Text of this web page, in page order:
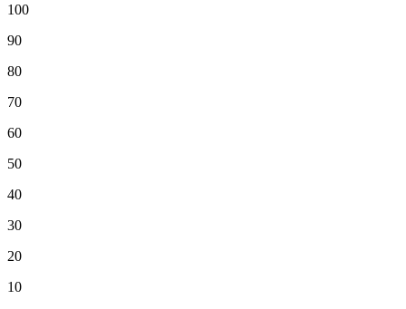
100
90
80
70
60
50
40
30
20
10